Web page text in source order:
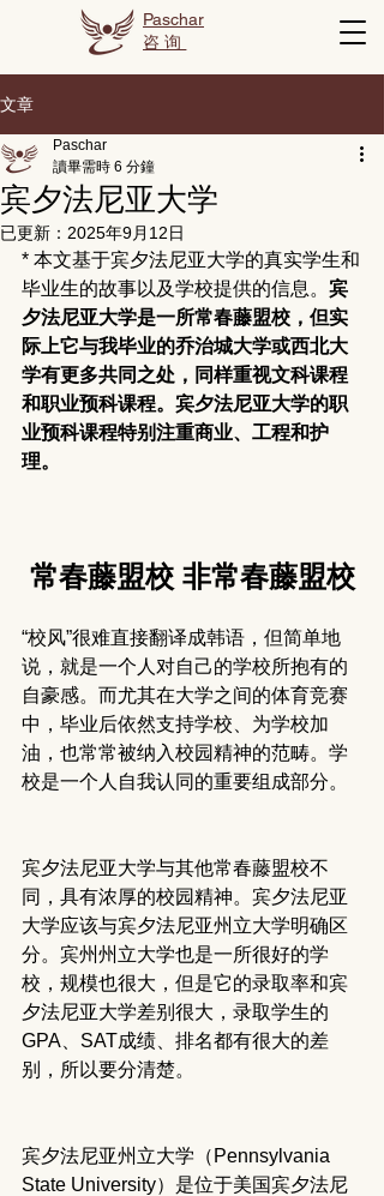
Paschar
咨询
文章
宾夕法尼亚大学
Paschar
讀畢需時 6 分鐘
已更新： 2025年9月12日
* 本文基于宾夕法尼亚大学的真实学生和
毕业生的故事以及学校提供的信息。 宾
夕法尼亚大学是一所常春藤盟校，但实
际上它与我毕业的乔治城大学或西北大
学有更多共同之处，同样重视文科课程
和职业预科课程。宾夕法尼亚大学的职
业预科课程特别注重商业、工程和护
理。
常春藤盟校 非常春藤盟校
“校风”很难直接翻译成韩语，但简单地
说，就是一个人对自己的学校所抱有的
自豪感。而尤其在大学之间的体育竞赛
中，毕业后依然支持学校、为学校加
油，也常常被纳入校园精神的范畴。学
校是一个人自我认同的重要组成部分。
宾夕法尼亚大学与其他常春藤盟校不
同，具有浓厚的校园精神。宾夕法尼亚
大学应该与宾夕法尼亚州立大学明确区
分。宾州州立大学也是一所很好的学
校，规模也很大，但是它的录取率和宾
夕法尼亚大学差别很大，录取学生的
GPA、SAT成绩、排名都有很大的差
别，所以要分清楚。
宾夕法尼亚州立大学（Pennsylvania
State University）是位于美国宾夕法尼